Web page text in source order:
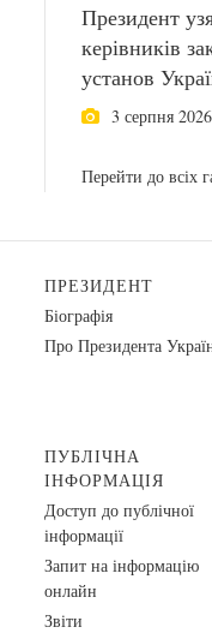
Президент
керівників
установ
3 серпня
Перейти до всіх
ПРЕЗИДЕНТ
Біографія
Про Президента
ПУБЛІЧНА
ІНФОРМАЦІЯ
Доступ до публічної
інформації
Запит на інформацію
онлайн
Звіти